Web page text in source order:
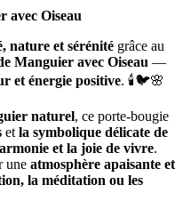
avec Oiseau
nature et sérénité grâce au
Manguier avec Oiseau —
et énergie positive. 🕯️🐦🌸
naturel, ce porte-bougie
et la symbolique délicate de
et la joie de vivre.
une atmosphère apaisante et
la méditation ou les